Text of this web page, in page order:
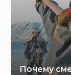
Почему